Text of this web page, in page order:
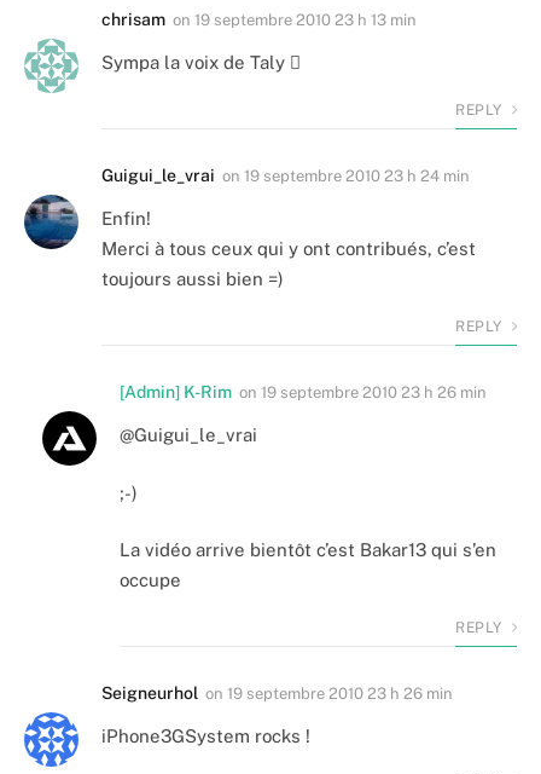
chrisam on 19 septembre 2010 23 h 13 min
Sympa la voix de Taly 
REPLY
Guigui_le_vrai on 19 septembre 2010 23 h 24 min
Enfin!
Merci à tous ceux qui y ont contribués, c’est
toujours aussi bien =)
REPLY
[Admin] K-Rim on 19 septembre 2010 23 h 26 min
@Guigui_le_vrai
;-)
La vidéo arrive bientôt c’est Bakar13 qui s’en
occupe
REPLY
Seigneurhol on 19 septembre 2010 23 h 26 min
iPhone3GSystem rocks !